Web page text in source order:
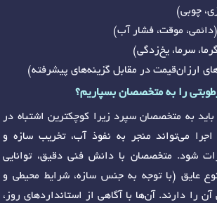
چوبی)
موقت، فشار آب)
سرما، یخ‌زدگی)
ارزان‌قیمت در مقابل گزینه‌های پیشرفته)
را به متخصصان بسپاریم؟
باید به متخصصان سپرد زیرا کوچکترین اشتباه در
می‌تواند منجر به نفوذ آب، تخریب سازه و
شود. متخصصان با دانش فنی دقیق، توانایی
عایق (با توجه به جنس سازه، شرایط محیطی و
را دارند. آن‌ها با آگاهی از استانداردهای روز،